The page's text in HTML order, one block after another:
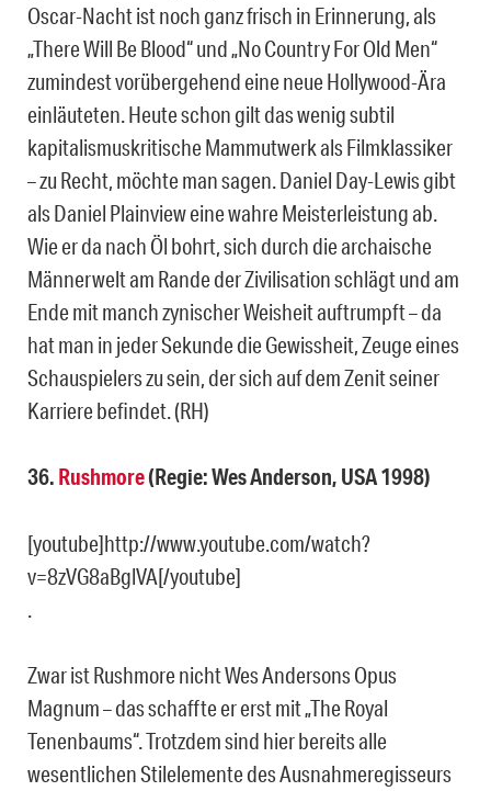
Oscar-Nacht ist noch ganz frisch in Erinnerung, als
„There Will Be Blood“ und „No Country For Old Men“
zumindest vorübergehend eine neue Hollywood-Ära
einläuteten. Heute schon gilt das wenig subtil
kapitalismuskritische Mammutwerk als Filmklassiker
– zu Recht, möchte man sagen. Daniel Day-Lewis gibt
als Daniel Plainview eine wahre Meisterleistung ab.
Wie er da nach Öl bohrt, sich durch die archaische
Männerwelt am Rande der Zivilisation schlägt und am
Ende mit manch zynischer Weisheit auftrumpft – da
hat man in jeder Sekunde die Gewissheit, Zeuge eines
Schauspielers zu sein, der sich auf dem Zenit seiner
Karriere befindet. (RH)
36. Rushmore(Regie: Wes Anderson, USA 1998)
[youtube]http://www.youtube.com/watch?
v=8zVG8aBglVA[/youtube]
.
Zwar ist Rushmore nicht Wes Andersons Opus
Magnum – das schaffte er erst mit „The Royal
Tenenbaums“. Trotzdem sind hier bereits alle
wesentlichen Stilelemente des Ausnahmeregisseurs